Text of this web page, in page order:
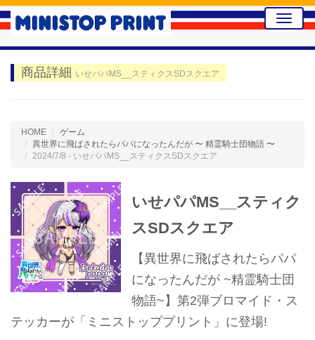
Toggle
商品詳細 いせパパMS__スティクスSDスクエア
HOME
ゲーム
異世界に飛ばされたらパパになったんだが 〜 精霊騎士団物語 〜
2024/7/8 - いせパパMS__スティクスSDスクエア
いせパパMS__スティク
スSDスクエア
【異世界に飛ばされたらパパ
になったんだが ~精霊騎士団
物語~】第2弾ブロマイド・ス
テッカーが「ミニストッププリント」に登場!